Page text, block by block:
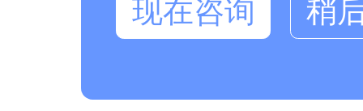
现在咨询 稍